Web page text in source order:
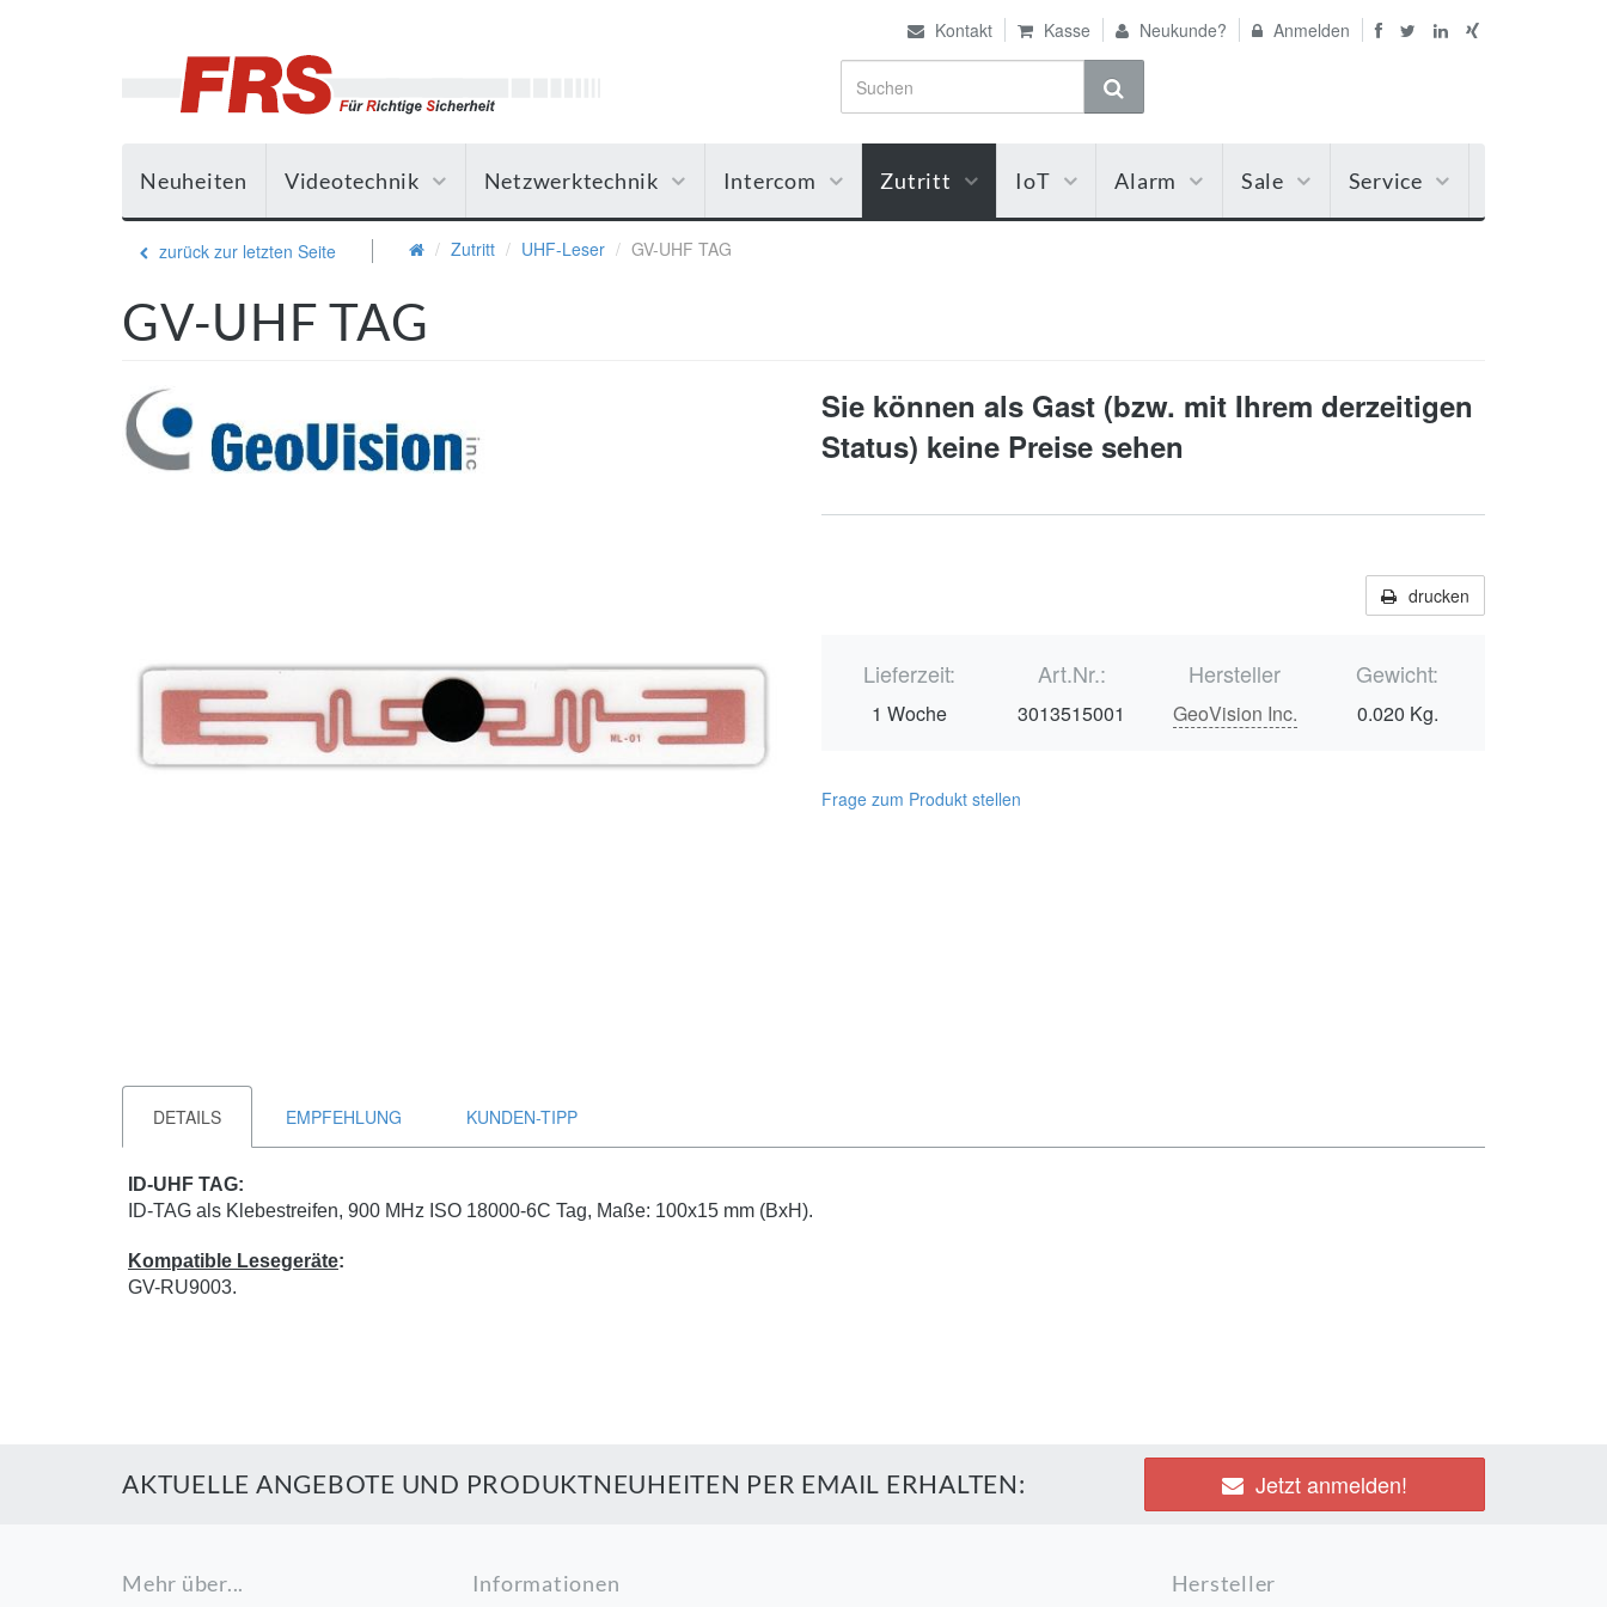
Kontakt Kasse Neukunde? Anmelden
Neuheiten Videotechnik Netzwerktechnik Intercom Zutritt IoT Alarm Sale Service
zurück zur letzten Seite Zutritt UHF-Leser GV-UHF TAG
GV-UHF TAG
Sie können als Gast (bzw. mit Ihrem derzeitigen
Status) keine Preise sehen
drucken
Lieferzeit:
1 Woche
Art.Nr.:
3013515001
Hersteller
GeoVision Inc.
Gewicht:
0.020 Kg.
Frage zum Produkt stellen
DETAILS EMPFEHLUNG KUNDEN-TIPP
ID-UHF TAG:
ID-TAG als Klebestreifen, 900 MHz ISO 18000-6C Tag, Maße: 100x15 mm (BxH).
Kompatible Lesegeräte:
GV-RU9003.
AKTUELLE ANGEBOTE UND PRODUKTNEUHEITEN PER EMAIL ERHALTEN: Jetzt anmelden!
Mehr über... Informationen Hersteller